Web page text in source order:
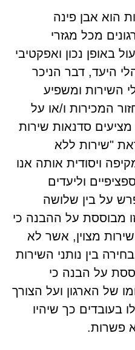
הוא אבן פינה
מכל מגזרי
באופן נכון ואפקטיבי
היעד, דבר הניכר
השירות ומשפיע
המכירות ו/או על
סדנאות שירות
"שירות ללא
ויסודית אותה אנו
וליעדים
על בין שלושה
מבוססת על ההבנה כי
מצוין, אשר לא
בין נותני השירות
על הבנה כי
של הארגון ועל הצורך
בעובדים כך שיהיו
פשרות.